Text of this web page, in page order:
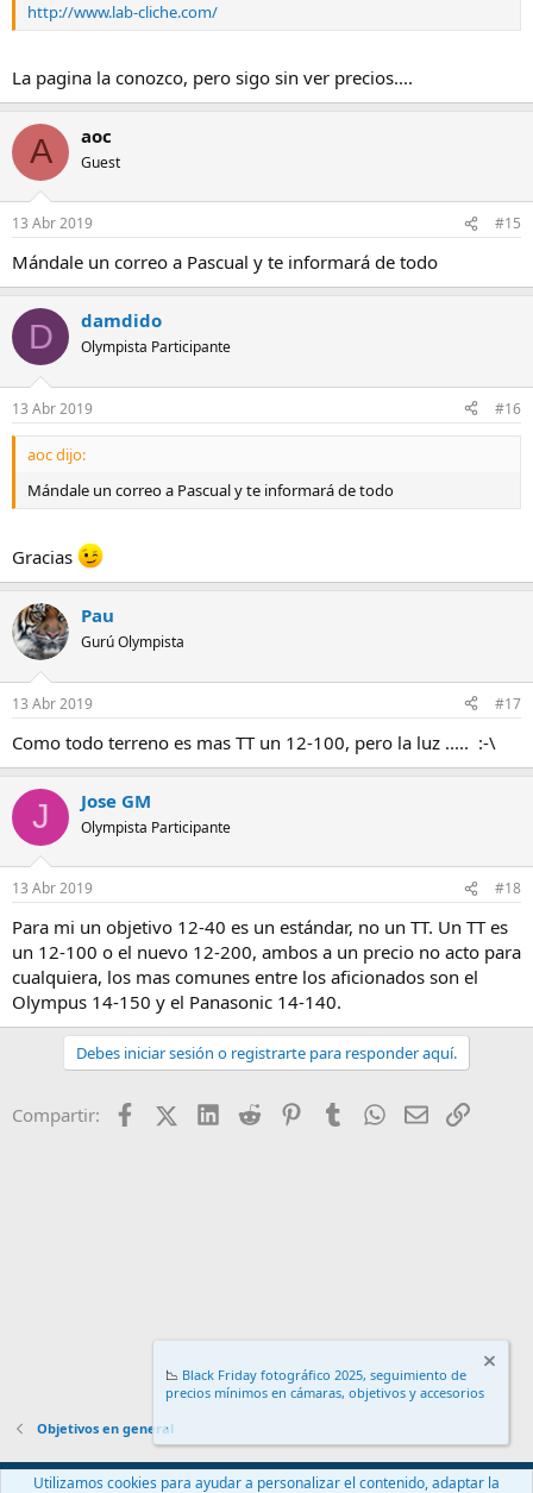
http://www.lab-cliche.com/
La pagina la conozco, pero sigo sin ver precios....
A aoc
Guest
13 Abr 2019 #15
Mándale un correo a Pascual y te informará de todo
D damdido
Olympista Participante
13 Abr 2019 #16
aoc dijo:
Mándale un correo a Pascual y te informará de todo
Gracias
Pau
Gurú Olympista
13 Abr 2019 #17
Como todo terreno es mas TT un 12-100, pero la luz ..... :-\
J Jose GM
Olympista Participante
13 Abr 2019 #18
Para mi un objetivo 12-40 es un estándar, no un TT. Un TT es
un 12-100 o el nuevo 12-200, ambos a un precio no acto para
cualquiera, los mas comunes entre los aficionados son el
Olympus 14-150 y el Panasonic 14-140.
Debes iniciar sesión o registrarte para responder aquí.
Compartir: FacebookX (Twitter)
LinkedIn
Reddit PinterestTumblr WhatsApp
EmailEnlace
Objetivos en general
Español (ES)
📉 Black Friday fotográfico 2025, seguimiento de
precios mínimos en cámaras, objetivos y accesorios
.
Utilizamos cookies para ayudar a personalizar el contenido, adaptar la